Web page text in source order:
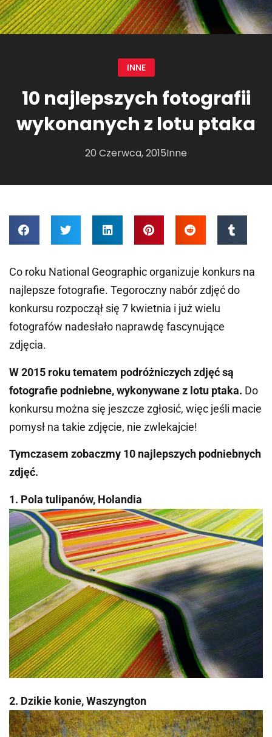
INNE
10 najlepszych fotografii
wykonanych z lotu ptaka
20 Czerwca, 2015Inne
Co roku National Geographic organizuje konkurs na
najlepsze fotografie. Tegoroczny nabór zdjęć do
konkursu rozpoczął się 7 kwietnia i już wielu
fotografów nadesłało naprawdę fascynujące
zdjęcia.
W 2015 roku tematem podróżniczych zdjęć są
fotografie podniebne, wykonywane z lotu ptaka. Do
konkursu można się jeszcze zgłosić, więc jeśli macie
pomysł na takie zdjęcie, nie zwlekajcie!
Tymczasem zobaczmy 10 najlepszych podniebnych
zdjęć.
1. Pola tulipanów, Holandia
2. Dzikie konie, Waszyngton